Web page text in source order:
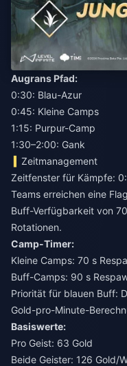
Augrans Pfad:
0:30: Blau-Azur
0:45: Kleine Camps
1:15: Purpur-Camp
1:30–2:00: Gank
Zeitmanagement
Zeitfenster für Kämpfe:
Teams erreichen eine
Buff-Verfügbarkeit von
Rotationen.
Camp-Timer:
Kleine Camps: 70 s
Buff-Camps: 90 s
Priorität für blauen Buff:
Gold-pro-Minute-
Basiswerte:
Pro Geist: 63 Gold
Beide Geister: 126 Gold/